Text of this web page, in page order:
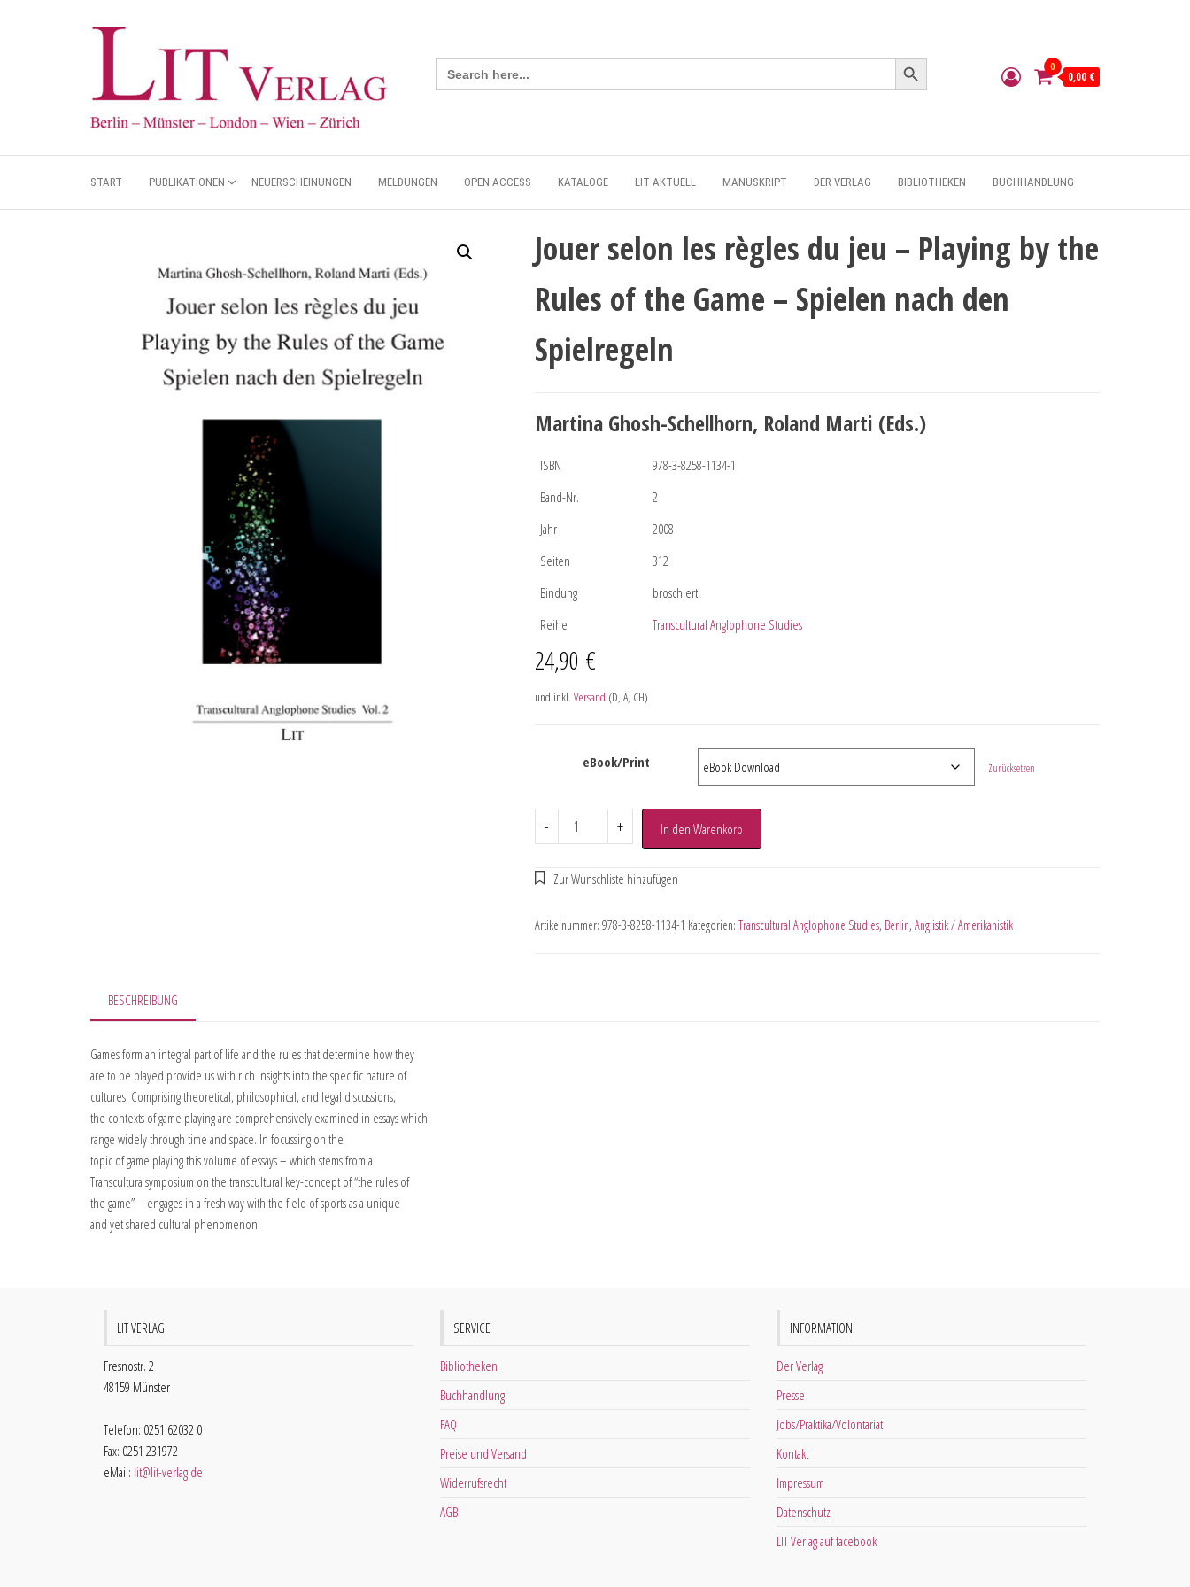
Search
for:
Search Button
0
0,00 €
START PUBLIKATIONEN NEUERSCHEINUNGEN MELDUNGEN OPEN ACCESS KATALOGE LIT AKTUELL MANUSKRIPT DER VERLAG BIBLIOTHEKEN BUCHHANDLUNG
Jouer selon les règles du jeu – Playing by the
Rules of the Game – Spielen nach den
Spielregeln
Martina Ghosh-Schellhorn, Roland Marti (Eds.)
ISBN
978-3-8258-1134-1
Band-Nr.
2
Jahr
2008
Seiten
312
Bindung
broschiert
Reihe
Transcultural Anglophone Studies
24,90 €
und inkl. Versand (D, A, CH)
eBook/Print Zurücksetzen
- + In den Warenkorb
Artikelnummer: 978-3-8258-1134-1 Kategorien: Transcultural Anglophone Studies, Berlin, Anglistik / Amerikanistik
BESCHREIBUNG
Games form an integral part of life and the rules that determine how they
are to be played provide us with rich insights into the specific nature of
cultures. Comprising theoretical, philosophical, and legal discussions,
the contexts of game playing are comprehensively examined in essays which
range widely through time and space. In focussing on the
topic of game playing this volume of essays – which stems from a
Transcultura symposium on the transcultural key-concept of “the rules of
the game” – engages in a fresh way with the field of sports as a unique
and yet shared cultural phenomenon.
LIT VERLAG
Fresnostr. 2
48159 Münster
Telefon: 0251 62032 0
Fax: 0251 231972
eMail: lit@lit-verlag.de
SERVICE
Bibliotheken
Buchhandlung
FAQ
Preise und Versand
Widerrufsrecht
AGB
INFORMATION
Der Verlag
Presse
Jobs/Praktika/Volontariat
Kontakt
Impressum
Datenschutz
LIT Verlag auf facebook